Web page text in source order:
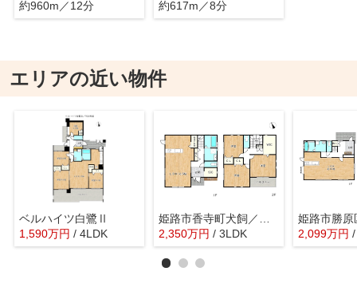
約960m／12分
約617m／8分
エリアの近い物件
ベルハイツ白鷺Ⅱ
1,590万円 / 4LDK
2,350万円 / 3LDK 2,099万円